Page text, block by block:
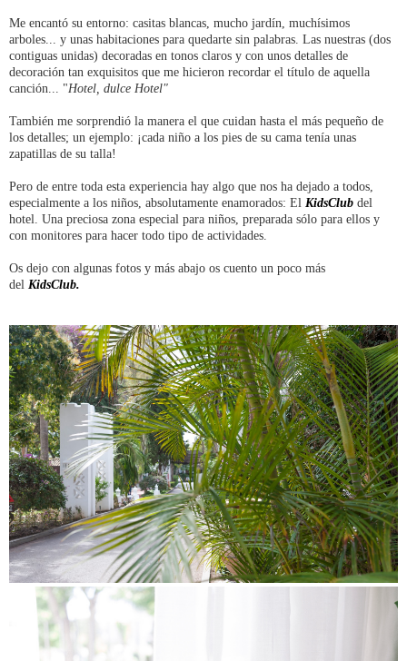
Me encantó su entorno: casitas blancas, mucho jardín, muchísimos
arboles... y unas habitaciones para quedarte sin palabras. Las nuestras (dos
contiguas unidas) decoradas en tonos claros y con unos detalles de
decoración tan exquisitos que me hicieron recordar el título de aquella
canción... "Hotel, dulce Hotel"
También me sorprendió la manera el que cuidan hasta el más pequeño de
los detalles; un ejemplo: ¡cada niño a los pies de su cama tenía unas
zapatillas de su talla!
Pero de entre toda esta experiencia hay algo que nos ha dejado a todos,
especialmente a los niños, absolutamente enamorados: El KidsClub del
hotel. Una preciosa zona especial para niños, preparada sólo para ellos y
con monitores para hacer todo tipo de actividades.
Os dejo con algunas fotos y más abajo os cuento un poco más
del KidsClub.